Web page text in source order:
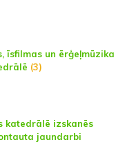
īsfilmas un ērģeļmūzika
(3)
katedrālē izskanēs
jaundarbi